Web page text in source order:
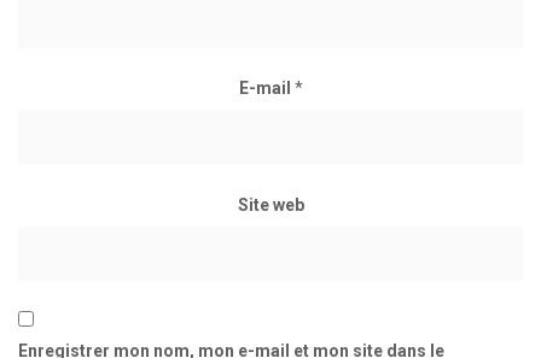
E-mail *
Site web
Enregistrer mon nom, mon e-mail et mon site dans le